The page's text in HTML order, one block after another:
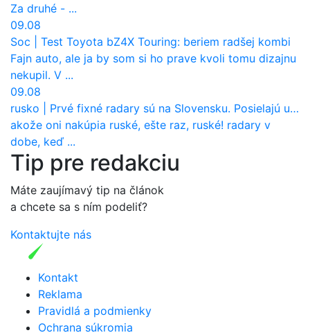
Za druhé - ...
09.08
Soc
Test Toyota bZ4X Touring: beriem radšej kombi
Fajn auto, ale ja by som si ho prave kvoli tomu dizajnu
nekupil. V ...
09.08
rusko
Prvé fixné radary sú na Slovensku. Posielajú už pokuty? Ukáže ich Waze?
akože oni nakúpia ruské, ešte raz, ruské! radary v
dobe, keď ...
Tip pre redakciu
Máte zaujímavý tip na článok
a chcete sa s ním podeliť?
Kontaktujte nás
Kontakt
Reklama
Pravidlá a podmienky
Ochrana súkromia